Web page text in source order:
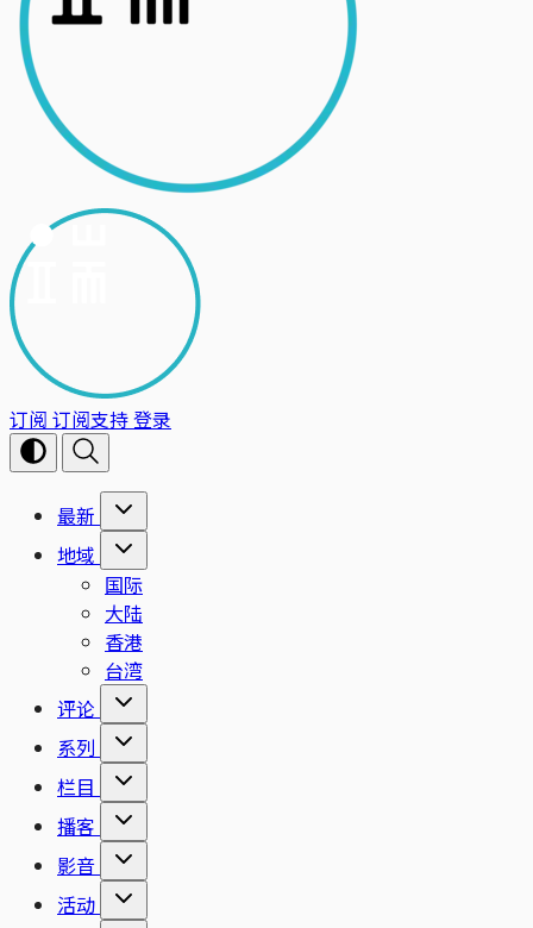
订阅 订阅支持登录
最新
地域
国际
大陆
香港
台湾
评论
系列
栏目
播客
影音
活动